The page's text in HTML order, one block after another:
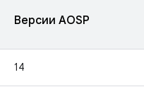
Версии AOSP
14